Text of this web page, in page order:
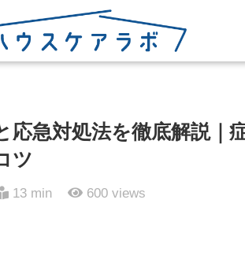
応急対処法を徹底解説｜
ツ
13 min 600 views